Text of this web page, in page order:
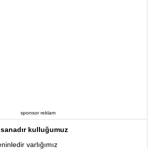
sponsor reklam
kulluğumuz
varlığımız